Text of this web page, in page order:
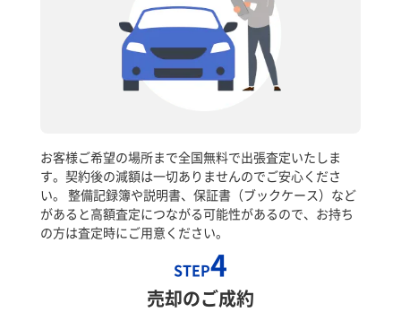
お客様ご希望の場所まで全国無料で出張査定いたしま
す。契約後の減額は一切ありませんのでご安心くださ
い。 整備記録簿や説明書、保証書（ブックケース）など
があると高額査定につながる可能性があるので、お持ち
の方は査定時にご用意ください。
STEP4
売却のご成約